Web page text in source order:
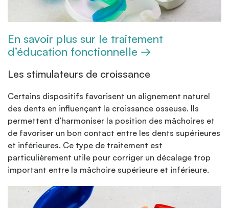
En savoir plus sur le traitement
d’éducation fonctionnelle →
Les stimulateurs de croissance
Certains dispositifs favorisent un alignement naturel
des dents en influençant la croissance osseuse. Ils
permettent d’harmoniser la position des mâchoires et
de favoriser un bon contact entre les dents supérieures
et inférieures. Ce type de traitement est
particulièrement utile pour corriger un décalage trop
important entre la mâchoire supérieure et inférieure.